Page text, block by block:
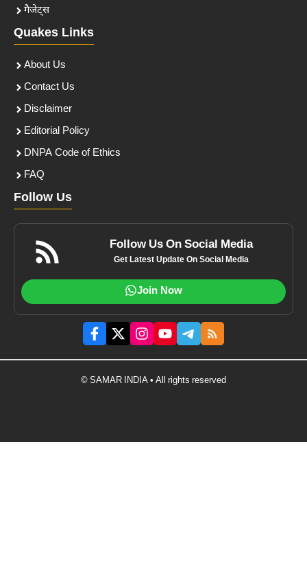
गैजेट्स
Quakes Links
About Us
Contact Us
Disclaimer
Editorial Policy
DNPA Code of Ethics
FAQ
Follow Us
Follow Us On Social Media
Get Latest Update On Social Media
Join Now
© SAMAR INDIA • All rights reserved